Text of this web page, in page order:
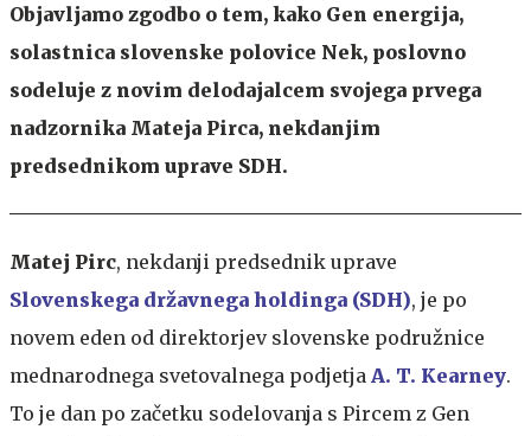
Objavljamo zgodbo o tem, kako Gen energija,
solastnica slovenske polovice Nek, poslovno
sodeluje z novim delodajalcem svojega prvega
nadzornika Mateja Pirca, nekdanjim
predsednikom uprave SDH.
Matej Pirc, nekdanji predsednik uprave
Slovenskega državnega holdinga (SDH), je po
novem eden od direktorjev slovenske podružnice
mednarodnega svetovalnega podjetja A. T. Kearney.
To je dan po začetku sodelovanja s Pircem z Gen